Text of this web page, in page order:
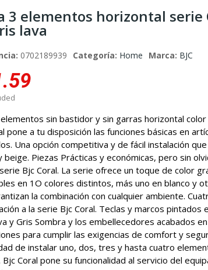
3 elementos horizontal
lava
0702189939 Categoría: Home Marca: BJC
sin bastidor y sin garras horizontal
pone a tu disposición las funciones básicas en
Una opción competitiva y de fácil instalación
beige. Piezas Prácticas y económicas, pero sin
Bjc Coral. La serie ofrece un toque de color
en 1O colores distintos, más uno en blanco y
la combinación con cualquier ambiente.
a la serie Bjc Coral. Teclas y marcos pintados
y Gris Sombra y los embellecedores acabados
para cumplir las exigencias de comfort y
de instalar uno, dos, tres y hasta cuatro
Bjc Coral pone su funcionalidad al servicio del